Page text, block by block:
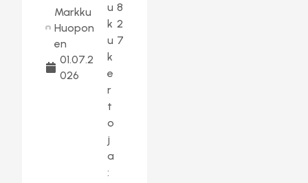
Markku
Huopon
en
01.07.2
026
u
k
u
k
e
r
t
o
j
a
:
8
2
7